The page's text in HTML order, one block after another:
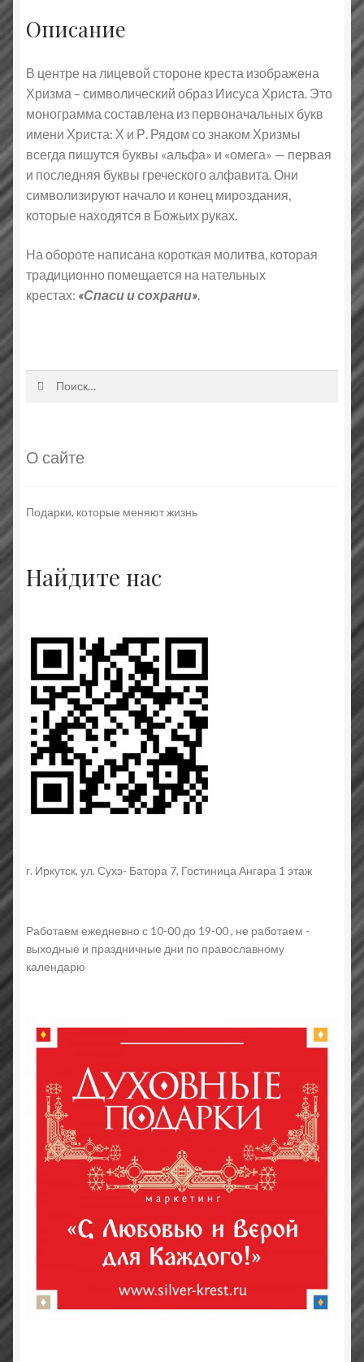
Описание
В центре на лицевой стороне креста изображена
Хризма – символический образ Иисуса Христа. Это
монограмма составлена из первоначальных букв
имени Христа: Х и Р. Рядом со знаком Хризмы
всегда пишутся буквы «альфа» и «омега» — первая
и последняя буквы греческого алфавита. Они
символизируют начало и конец мироздания,
которые находятся в Божьих руках.
На обороте написана короткая молитва, которая
традиционно помещается на нательных
крестах: «Спаси и сохрани»
О сайте
Подарки, которые меняют жизнь
Найдите нас
г. Иркутск, ул. Сухэ- Батора 7, Гостиница Ангара 1 этаж
Работаем ежедневно с 10-00 до 19-00 , не работаем -
выходные и праздничные дни по православному
календарю